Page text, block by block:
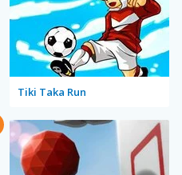
Tiki Taka Run